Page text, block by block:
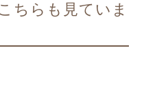
ちらも見ていま